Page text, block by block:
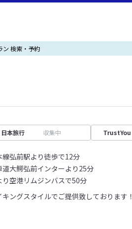
ン 検索・予約
日本旅行 収集中 TrustYou
線弘前駅より徒歩で12分
道大鰐弘前インターより25分
り空港リムジンバスで50分
ングスタイルでご提供致しております！